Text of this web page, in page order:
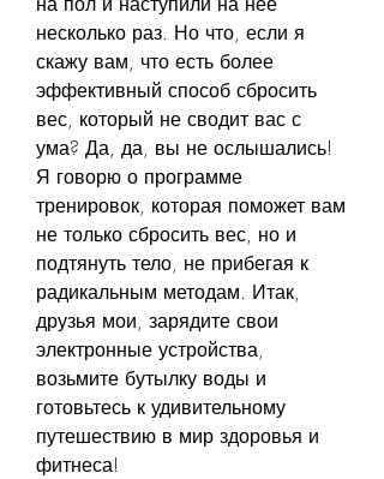
несколько раз. Но что, если я
скажу вам, что есть более
эффективный способ сбросить
вес, который не сводит вас с
ума? Да, да, вы не ослышались!
Я говорю о программе
тренировок, которая поможет вам
не только сбросить вес, но и
подтянуть тело, не прибегая к
радикальным методам. Итак,
друзья мои, зарядите свои
электронные устройства,
возьмите бутылку воды и
готовьтесь к удивительному
путешествию в мир здоровья и
фитнеса!